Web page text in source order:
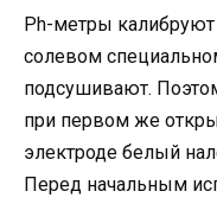
Ph-метры калибруют
солевом
подсушивают.
при первом же
электроде белый
Перед начальным